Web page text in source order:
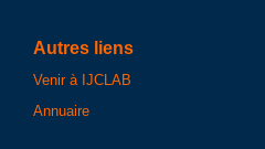
Autres liens
Venir à IJCLAB
Annuaire